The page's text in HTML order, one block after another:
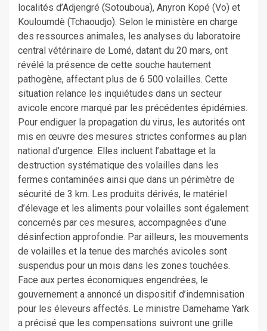
localités d’Adjengré (Sotouboua), Anyron Kopé (Vo) et
Kouloumdè (Tchaoudjo). Selon le ministère en charge
des ressources animales, les analyses du laboratoire
central vétérinaire de Lomé, datant du 20 mars, ont
révélé la présence de cette souche hautement
pathogène, affectant plus de 6 500 volailles. Cette
situation relance les inquiétudes dans un secteur
avicole encore marqué par les précédentes épidémies.
Pour endiguer la propagation du virus, les autorités ont
mis en œuvre des mesures strictes conformes au plan
national d’urgence. Elles incluent l’abattage et la
destruction systématique des volailles dans les
fermes contaminées ainsi que dans un périmètre de
sécurité de 3 km. Les produits dérivés, le matériel
d’élevage et les aliments pour volailles sont également
concernés par ces mesures, accompagnées d’une
désinfection approfondie. Par ailleurs, les mouvements
de volailles et la tenue des marchés avicoles sont
suspendus pour un mois dans les zones touchées.
Face aux pertes économiques engendrées, le
gouvernement a annoncé un dispositif d’indemnisation
pour les éleveurs affectés. Le ministre Damehame Yark
a précisé que les compensations suivront une grille